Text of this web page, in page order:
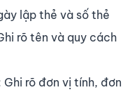
lập thẻ và số thẻ
rõ tên và quy cách
Ghi rõ đơn vị tính, đơn